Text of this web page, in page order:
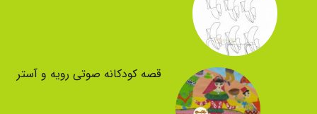
قصه کودکانه صوتی رویه و آستر